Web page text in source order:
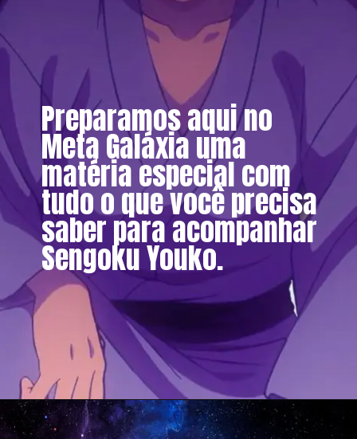
Preparamos aqui no
Meta Galáxia uma
matéria especial com
tudo o que você precisa
saber para acompanhar
Sengoku Youko.
Opening https://metagalaxia.com.br/anime-e-manga/quando-e-onde-assistir-ao-episodio-20-de-sengoku-youko/